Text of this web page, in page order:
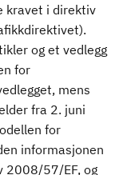
kravet i direktiv
og et vedlegg
for
mens
fra 2. juni
for
informasjonen
2008/57/EF, og